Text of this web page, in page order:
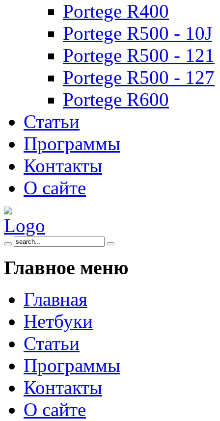
Portege R400
Portege R500 - 10J
Portege R500 - 121
Portege R500 - 127
Portege R600
Статьи
Программы
Контакты
О сайте
Главное меню
Главная
Нетбуки
Статьи
Программы
Контакты
О сайте